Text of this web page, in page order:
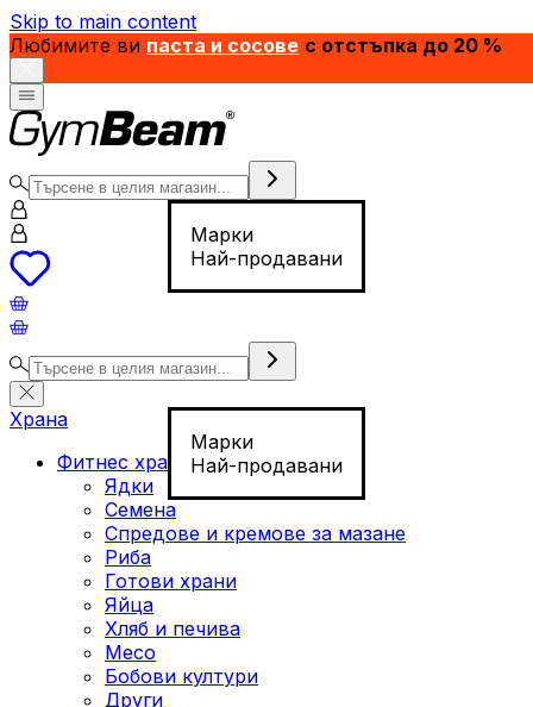
Skip to main content
Любимите ви паста и сосове с отстъпка до 20 %
Марки
Най-продавани
Марки
Най-продавани
Храна
Фитнес храна
Ядки
Семена
Спредове и кремове за мазане
Риба
Готови храни
Яйца
Хляб и печива
Месо
Бобови култури
Други